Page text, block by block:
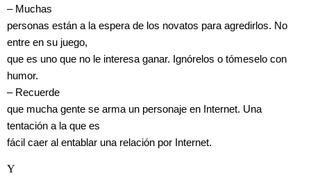
– Muchas
personas están a la espera de los novatos para agredirlos. No
entre en su juego,
que es uno que no le interesa ganar. Ignórelos o tómeselo con
humor.
– Recuerde
que mucha gente se arma un personaje en Internet. Una
tentación a la que es
fácil caer al entablar una relación por Internet.
Y